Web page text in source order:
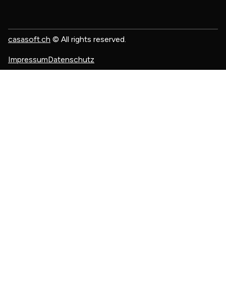
casasoft.ch © All rights reserved.
ImpressumDatenschutz